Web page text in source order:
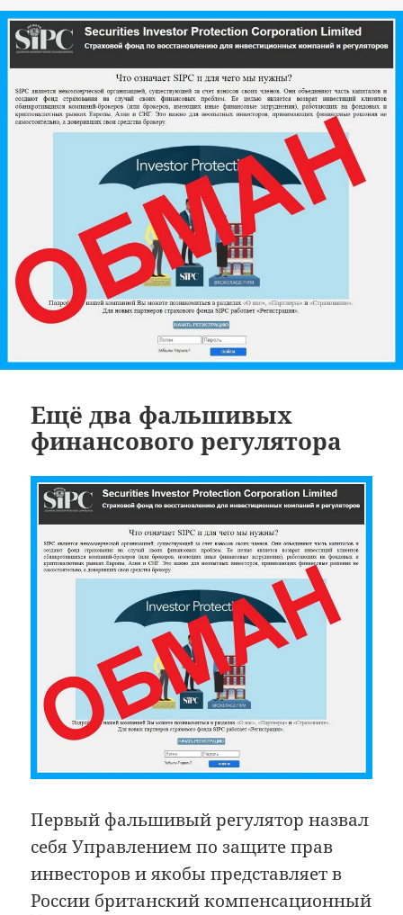
Ещё два фальшивых
финансового регулятора
Первый фальшивый регулятор назвал
себя Управлением по защите прав
инвесторов и якобы представляет в
России британский компенсационный